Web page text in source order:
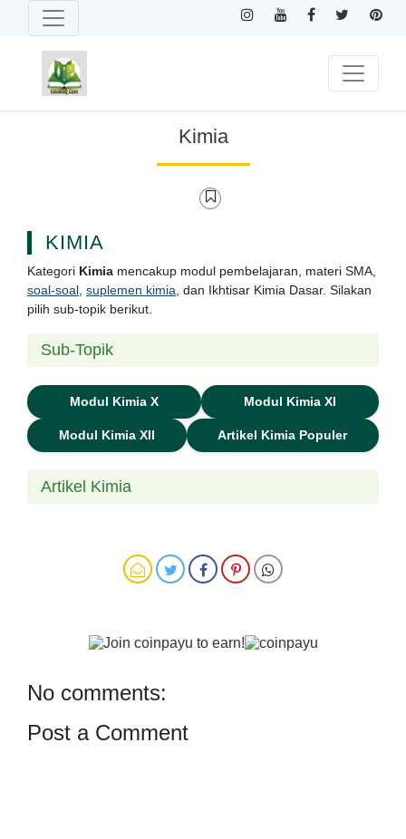
Kimia
KIMIA
Kategori Kimia mencakup modul pembelajaran, materi SMA,
soal-soal suplemen kimia , dan Ikhtisar Kimia Dasar. Silakan
pilih sub-topik berikut.
Sub-Topik
Modul Kimia X Modul Kimia XI
Modul Kimia XII Artikel Kimia Populer
Artikel Kimia
No comments:
Post a Comment